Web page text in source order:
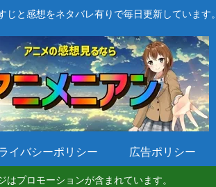
じと感想をネタバレ有りで毎日更新しています。
イバシーポリシー 広告ポリシー
はプロモーションが含まれています。